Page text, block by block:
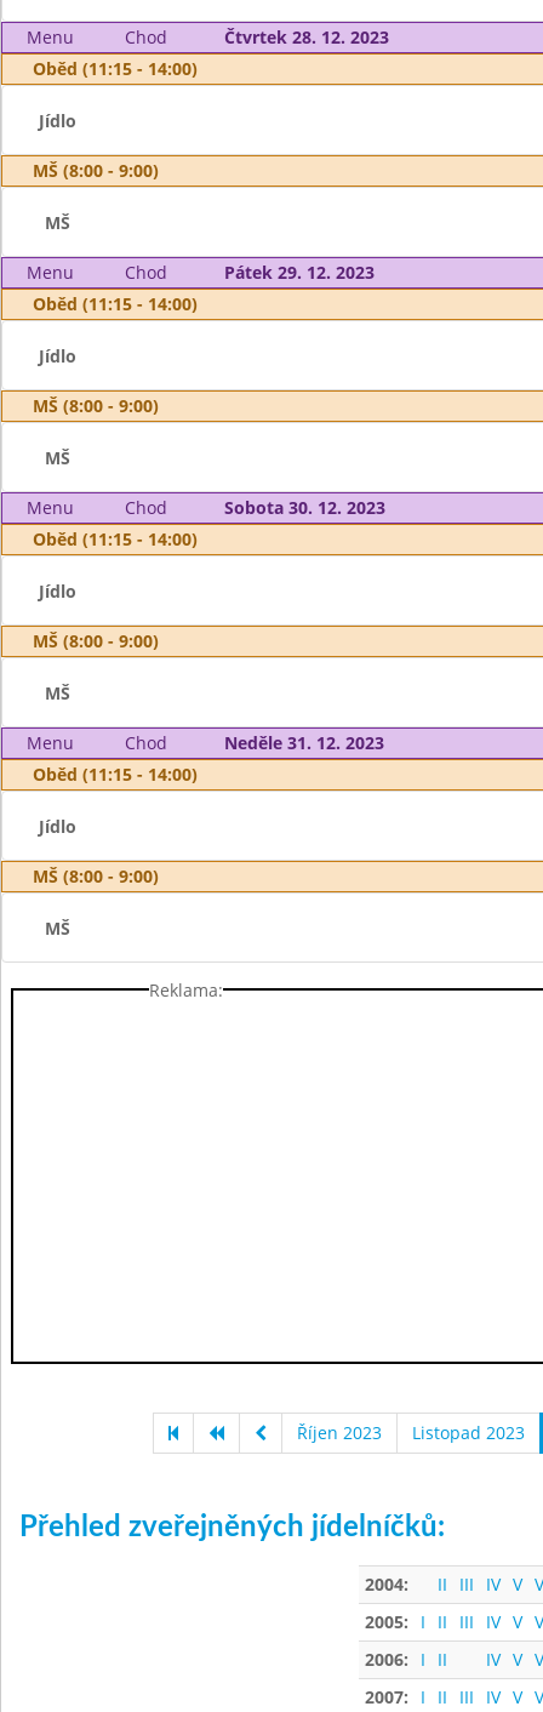
Menu Chod
Čtvrtek 28. 12. 2023
Oběd (11:15 - 14:00)
Jídlo
MŠ (8:00 - 9:00)
MŠ
Menu Chod
Pátek 29. 12. 2023
Oběd (11:15 - 14:00)
Jídlo
MŠ (8:00 - 9:00)
MŠ
Menu Chod
Sobota 30. 12. 2023
Oběd (11:15 - 14:00)
Jídlo
MŠ (8:00 - 9:00)
MŠ
Menu Chod
Neděle 31. 12. 2023
Oběd (11:15 - 14:00)
Jídlo
MŠ (8:00 - 9:00)
MŠ
Reklama:
Říjen 2023 Listopad 2023
Přehled zveřejněných jídelníčků:
2004: II III IV V
2005:
I II III IV V
2006:
I II IV V
2007:
I II III IV V